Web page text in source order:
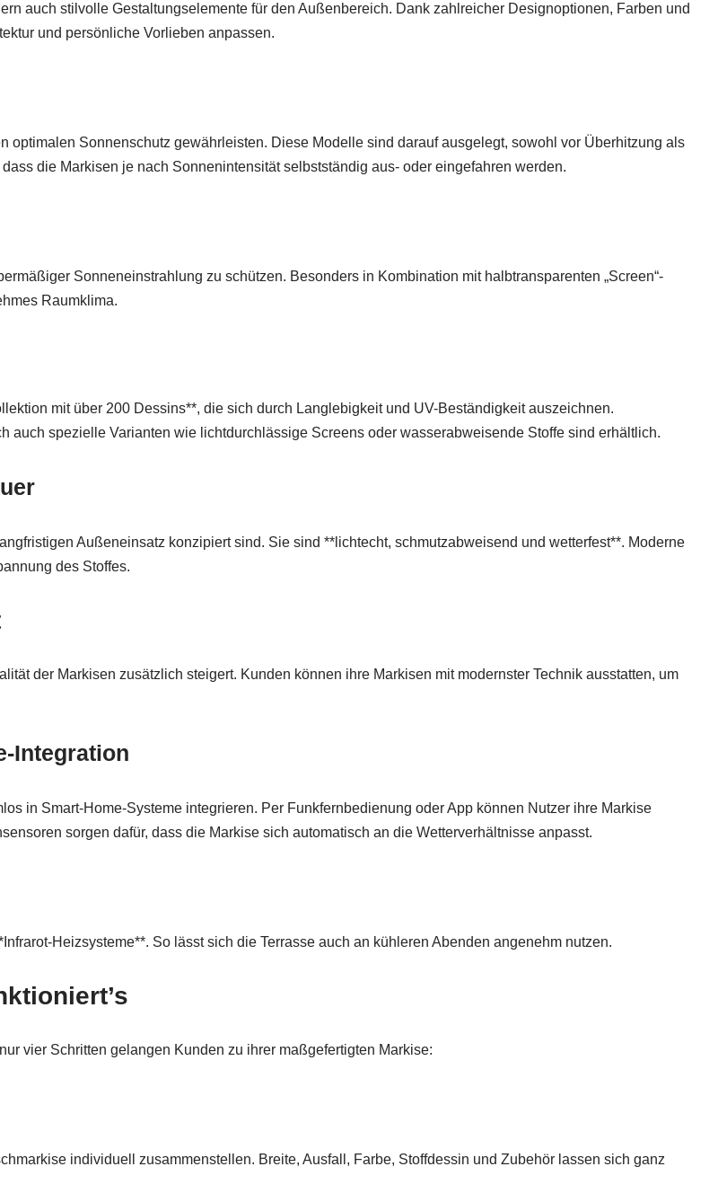
auch stilvolle Gestaltungselemente für den Außenbereich. Dank zahlreicher Designoptionen, Farben und
und persönliche Vorlieben anpassen.
optimalen Sonnenschutz gewährleisten. Diese Modelle sind darauf ausgelegt, sowohl vor Überhitzung als
die Markisen je nach Sonnenintensität selbstständig aus- oder eingefahren werden.
Sonneneinstrahlung zu schützen. Besonders in Kombination mit halbtransparenten „Screen“-
Raumklima.
mit über 200 Dessins**, die sich durch Langlebigkeit und UV-Beständigkeit auszeichnen.
auch spezielle Varianten wie lichtdurchlässige Screens oder wasserabweisende Stoffe sind erhältlich.
Außeneinsatz konzipiert sind. Sie sind **lichtecht, schmutzabweisend und wetterfest**. Moderne
des Stoffes.
der Markisen zusätzlich steigert. Kunden können ihre Markisen mit modernster Technik ausstatten, um
Integration
in Smart-Home-Systeme integrieren. Per Funkfernbedienung oder App können Nutzer ihre Markise
sorgen dafür, dass die Markise sich automatisch an die Wetterverhältnisse anpasst.
Heizsysteme**. So lässt sich die Terrasse auch an kühleren Abenden angenehm nutzen.
vier Schritten gelangen Kunden zu ihrer maßgefertigten Markise:
individuell zusammenstellen. Breite, Ausfall, Farbe, Stoffdessin und Zubehör lassen sich ganz